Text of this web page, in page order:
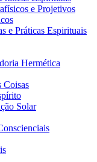
e Projetivos
e Práticas Espirituais
Hermética
Coisas
Solar